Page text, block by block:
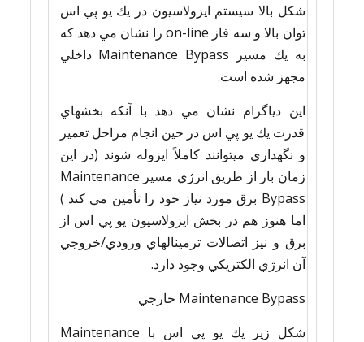
شكل بالا سيستم ايزولاسيون در يك يو پي اس
توان بالا و سه فاز on-line را نشان مي دهد كه
به يك مسير Maintenance Bypass داخلي
مجهز شده است.
اين دياگرام نشان مي دهد با آنكه بخشهاي
قدرت يك يو پي اس در حين انجام مراحل تعمير
و نگهداري ميتوانند كاملاً ايزوله شوند (در اين
زمان بار از طريق انرژي مسير Maintenance
Bypass برق مورد نياز خود را تأمين مي كند )
اما هنوز هم در بخش ايزولاسيون يو پي اس از
برق و نيز اتصالات ترمينالهاي ورودي/خروجي
آن انرژي الكتريكي وجود دارد.
Maintenance Bypass خارجي
شكل زیر يك يو پي اس با Maintenance